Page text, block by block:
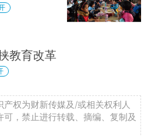
教育改革
权为财新传媒及/或相关权利人
，禁止进行转载、摘编、复制及